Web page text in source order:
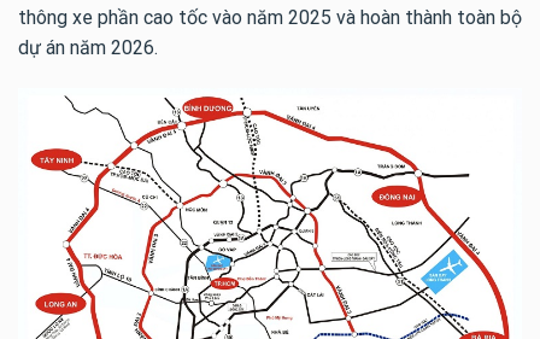
thông xe phần cao tốc vào năm 2025 và hoàn thành toàn bộ
dự án năm 2026.